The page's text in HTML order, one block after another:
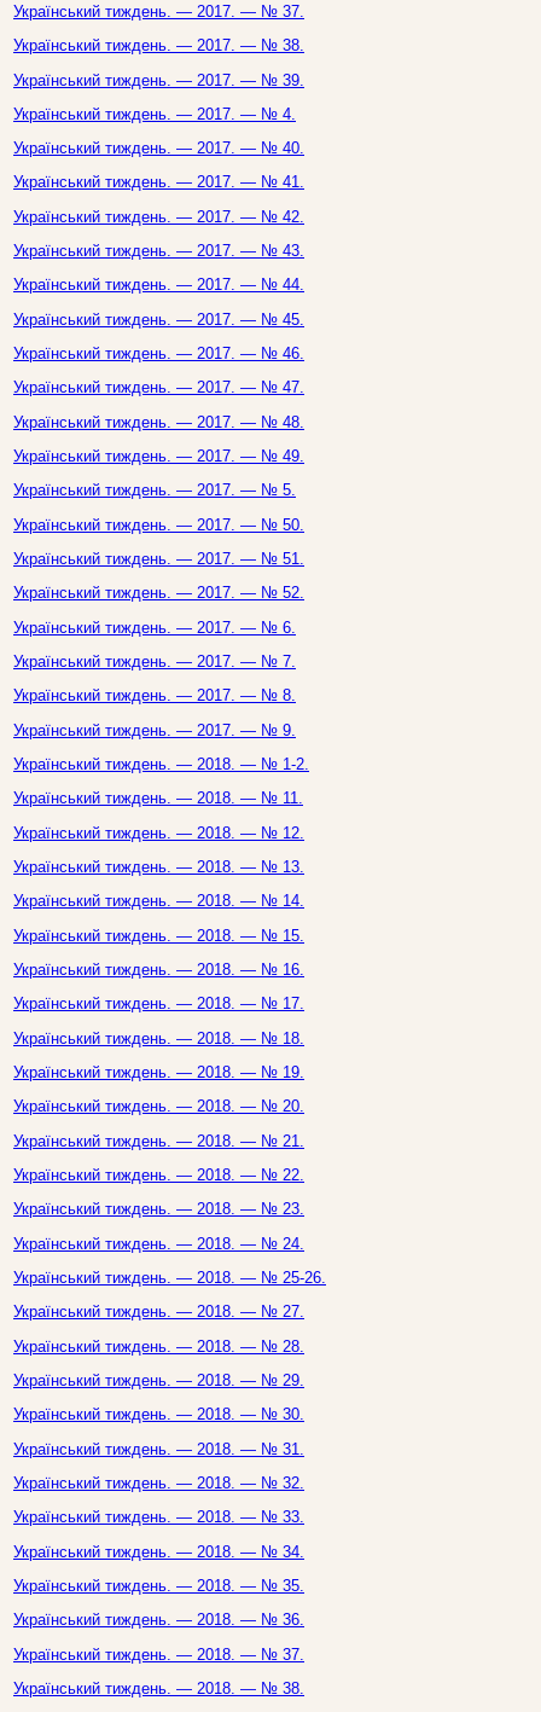
Український тиждень. — 2017. — № 37.
Український тиждень. — 2017. — № 38.
Український тиждень. — 2017. — № 39.
Український тиждень. — 2017. — № 4.
Український тиждень. — 2017. — № 40.
Український тиждень. — 2017. — № 41.
Український тиждень. — 2017. — № 42.
Український тиждень. — 2017. — № 43.
Український тиждень. — 2017. — № 44.
Український тиждень. — 2017. — № 45.
Український тиждень. — 2017. — № 46.
Український тиждень. — 2017. — № 47.
Український тиждень. — 2017. — № 48.
Український тиждень. — 2017. — № 49.
Український тиждень. — 2017. — № 5.
Український тиждень. — 2017. — № 50.
Український тиждень. — 2017. — № 51.
Український тиждень. — 2017. — № 52.
Український тиждень. — 2017. — № 6.
Український тиждень. — 2017. — № 7.
Український тиждень. — 2017. — № 8.
Український тиждень. — 2017. — № 9.
Український тиждень. — 2018. — № 1-2.
Український тиждень. — 2018. — № 11.
Український тиждень. — 2018. — № 12.
Український тиждень. — 2018. — № 13.
Український тиждень. — 2018. — № 14.
Український тиждень. — 2018. — № 15.
Український тиждень. — 2018. — № 16.
Український тиждень. — 2018. — № 17.
Український тиждень. — 2018. — № 18.
Український тиждень. — 2018. — № 19.
Український тиждень. — 2018. — № 20.
Український тиждень. — 2018. — № 21.
Український тиждень. — 2018. — № 22.
Український тиждень. — 2018. — № 23.
Український тиждень. — 2018. — № 24.
Український тиждень. — 2018. — № 25-26.
Український тиждень. — 2018. — № 27.
Український тиждень. — 2018. — № 28.
Український тиждень. — 2018. — № 29.
Український тиждень. — 2018. — № 30.
Український тиждень. — 2018. — № 31.
Український тиждень. — 2018. — № 32.
Український тиждень. — 2018. — № 33.
Український тиждень. — 2018. — № 34.
Український тиждень. — 2018. — № 35.
Український тиждень. — 2018. — № 36.
Український тиждень. — 2018. — № 37.
Український тиждень. — 2018. — № 38.